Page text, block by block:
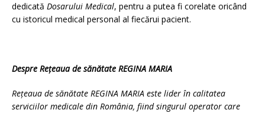
dedicată Dosarului Medical, pentru a putea fi corelate oricând
cu istoricul medical personal al fiecărui pacient.
Despre Rețeaua de sănătate REGINA MARIA
Rețeaua de sănătate REGINA MARIA este lider în calitatea
serviciilor medicale din România, fiind singurul operator care